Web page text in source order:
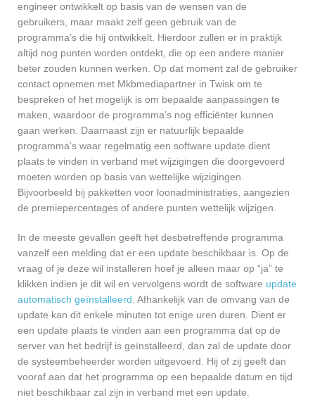
engineer ontwikkelt op basis van de wensen van de
gebruikers, maar maakt zelf geen gebruik van de
programma’s die hij ontwikkelt. Hierdoor zullen er in praktijk
altijd nog punten worden ontdekt, die op een andere manier
beter zouden kunnen werken. Op dat moment zal de gebruiker
contact opnemen met Mkbmediapartner in Twisk om te
bespreken of het mogelijk is om bepaalde aanpassingen te
maken, waardoor de programma’s nog efficiënter kunnen
gaan werken. Daarnaast zijn er natuurlijk bepaalde
programma’s waar regelmatig een software update dient
plaats te vinden in verband met wijzigingen die doorgevoerd
moeten worden op basis van wettelijke wijzigingen.
Bijvoorbeeld bij pakketten voor loonadministraties, aangezien
de premiepercentages of andere punten wettelijk wijzigen.
In de meeste gevallen geeft het desbetreffende programma
vanzelf een melding dat er een update beschikbaar is. Op de
vraag of je deze wil installeren hoef je alleen maar op “ja” te
klikken indien je dit wil en vervolgens wordt de software update
automatisch geïnstalleerd. Afhankelijk van de omvang van de
update kan dit enkele minuten tot enige uren duren. Dient er
een update plaats te vinden aan een programma dat op de
server van het bedrijf is geïnstalleerd, dan zal de update door
de systeembeheerder worden uitgevoerd. Hij of zij geeft dan
vooraf aan dat het programma op een bepaalde datum en tijd
niet beschikbaar zal zijn in verband met een update.